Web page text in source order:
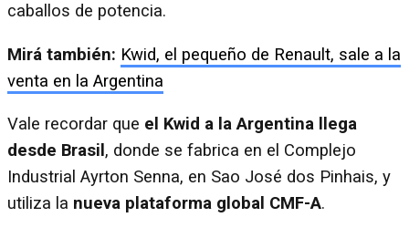
caballos de potencia.
Mirá también: Kwid, el pequeño de Renault, sale a la
venta en la Argentina
Vale recordar que el Kwid a la Argentina llega
desde Brasil , donde se fabrica en el Complejo
Industrial Ayrton Senna, en Sao José dos Pinhais, y
utiliza la nueva plataforma global CMF-A.